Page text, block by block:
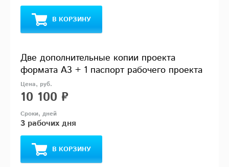
В КОРЗИНУ
Две дополнительные копии проекта
формата А3 + 1 паспорт рабочего проекта
10 100 ₽
3 рабочих дня
В КОРЗИНУ